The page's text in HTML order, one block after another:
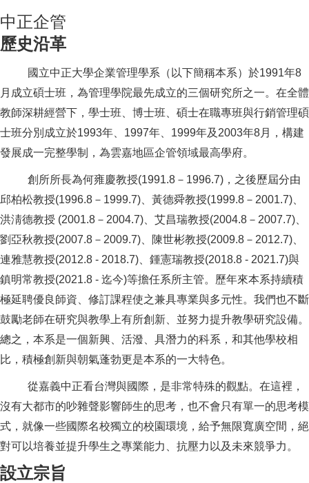
中正企管
歷史沿革
國立中正大學企業管理學系（以下簡稱本系）於1991年8
月成立碩士班，為管理學院最先成立的三個研究所之一。在全體
教師深耕經營下，學士班、博士班、碩士在職專班與行銷管理碩
士班分別成立於1993年、1997年、1999年及2003年8月，構建
發展成一完整學制，為雲嘉地區企管領域最高學府。
創所所長為何雍慶教授(1991.8－1996.7)，之後歷屆分由
邱柏松教授(1996.8－1999.7)、黃德舜教授(1999.8－2001.7)、
洪淸德教授 (2001.8－2004.7)、艾昌瑞教授(2004.8－2007.7)、
劉亞秋教授(2007.8－2009.7)、陳世彬教授(2009.8－2012.7)、
連雅慧教授(2012.8 - 2018.7)、鍾憲瑞教授(2018.8 - 2021.7)與
鎮明常教授(2021.8 - 迄今)等擔任系所主管。歷年來本系持續積
極延聘優良師資、修訂課程使之兼具專業與多元性。我們也不斷
鼓勵老師在研究與教學上有所創新、並努力提升教學研究設備。
總之，本系是一個新興、活潑、具潛力的科系，和其他學校相
比，積極創新與朝氣蓬勃更是本系的一大特色。
從嘉義中正看台灣與國際，是非常特殊的觀點。在這裡，
沒有大都市的吵雜聲影響師生的思考，也不會只有單一的思考模
式，就像一些國際名校獨立的校園環境，給予無限寬廣空間，絕
對可以培養並提升學生之專業能力、抗壓力以及未來競爭力。
設立宗旨